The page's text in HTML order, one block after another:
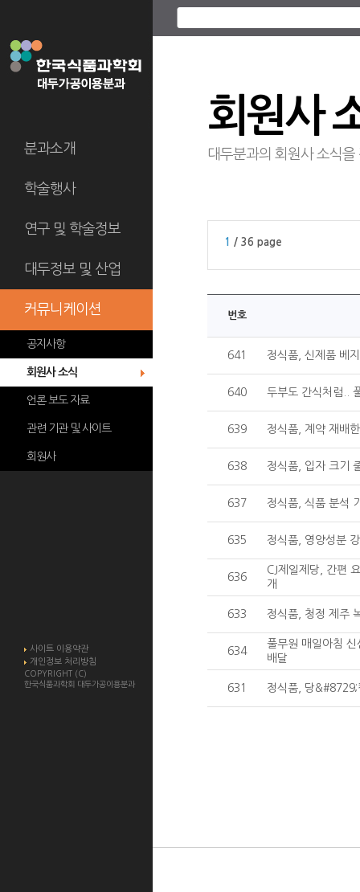
분과소개
학술행사
연구 및 학술정보
대두정보 및 산업
커뮤니케이션
공지사항
회원사 소식
언론 보도 자료
관련 기관 및 사이트
회원사
사이트 이용약관
개인정보 처리방침
COPYRIGHT (C)
한국식품과학회 대두가공이용분과
회원사
대두분과의 회원사 소식을
1 / 36 page
번호
641 정식품, 신제품 베
640 두부도 간식처럼..
639 정식품, 계약 재배
638 정식품, 입자 크기
637 정식품, 식품 분석
635 정식품, 영양성분
636
CJ제일제당, 간편
개
633 정식품, 청정 제주
634
풀무원 매일아침
배달
631 정식품, 당&#8729;